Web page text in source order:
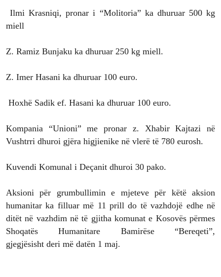
Ilmi Krasniqi, pronar i “Molitoria” ka dhuruar 500 kg
miell
Z. Ramiz Bunjaku ka dhuruar 250 kg miell.
Z. Imer Hasani ka dhuruar 100 euro.
Hoxhë Sadik ef. Hasani ka dhuruar 100 euro.
Kompania “Unioni” me pronar z. Xhabir Kajtazi në
Vushtrri dhuroi gjëra higjienike në vlerë të 780 eurosh.
Kuvendi Komunal i Deçanit dhuroi 30 pako.
Aksioni për grumbullimin e mjeteve për këtë aksion
humanitar ka filluar më 11 prill do të vazhdojë edhe në
ditët në vazhdim në të gjitha komunat e Kosovës përmes
Shoqatës Humanitare Bamirëse “Bereqeti”,
gjegjësisht deri më datën 1 maj.